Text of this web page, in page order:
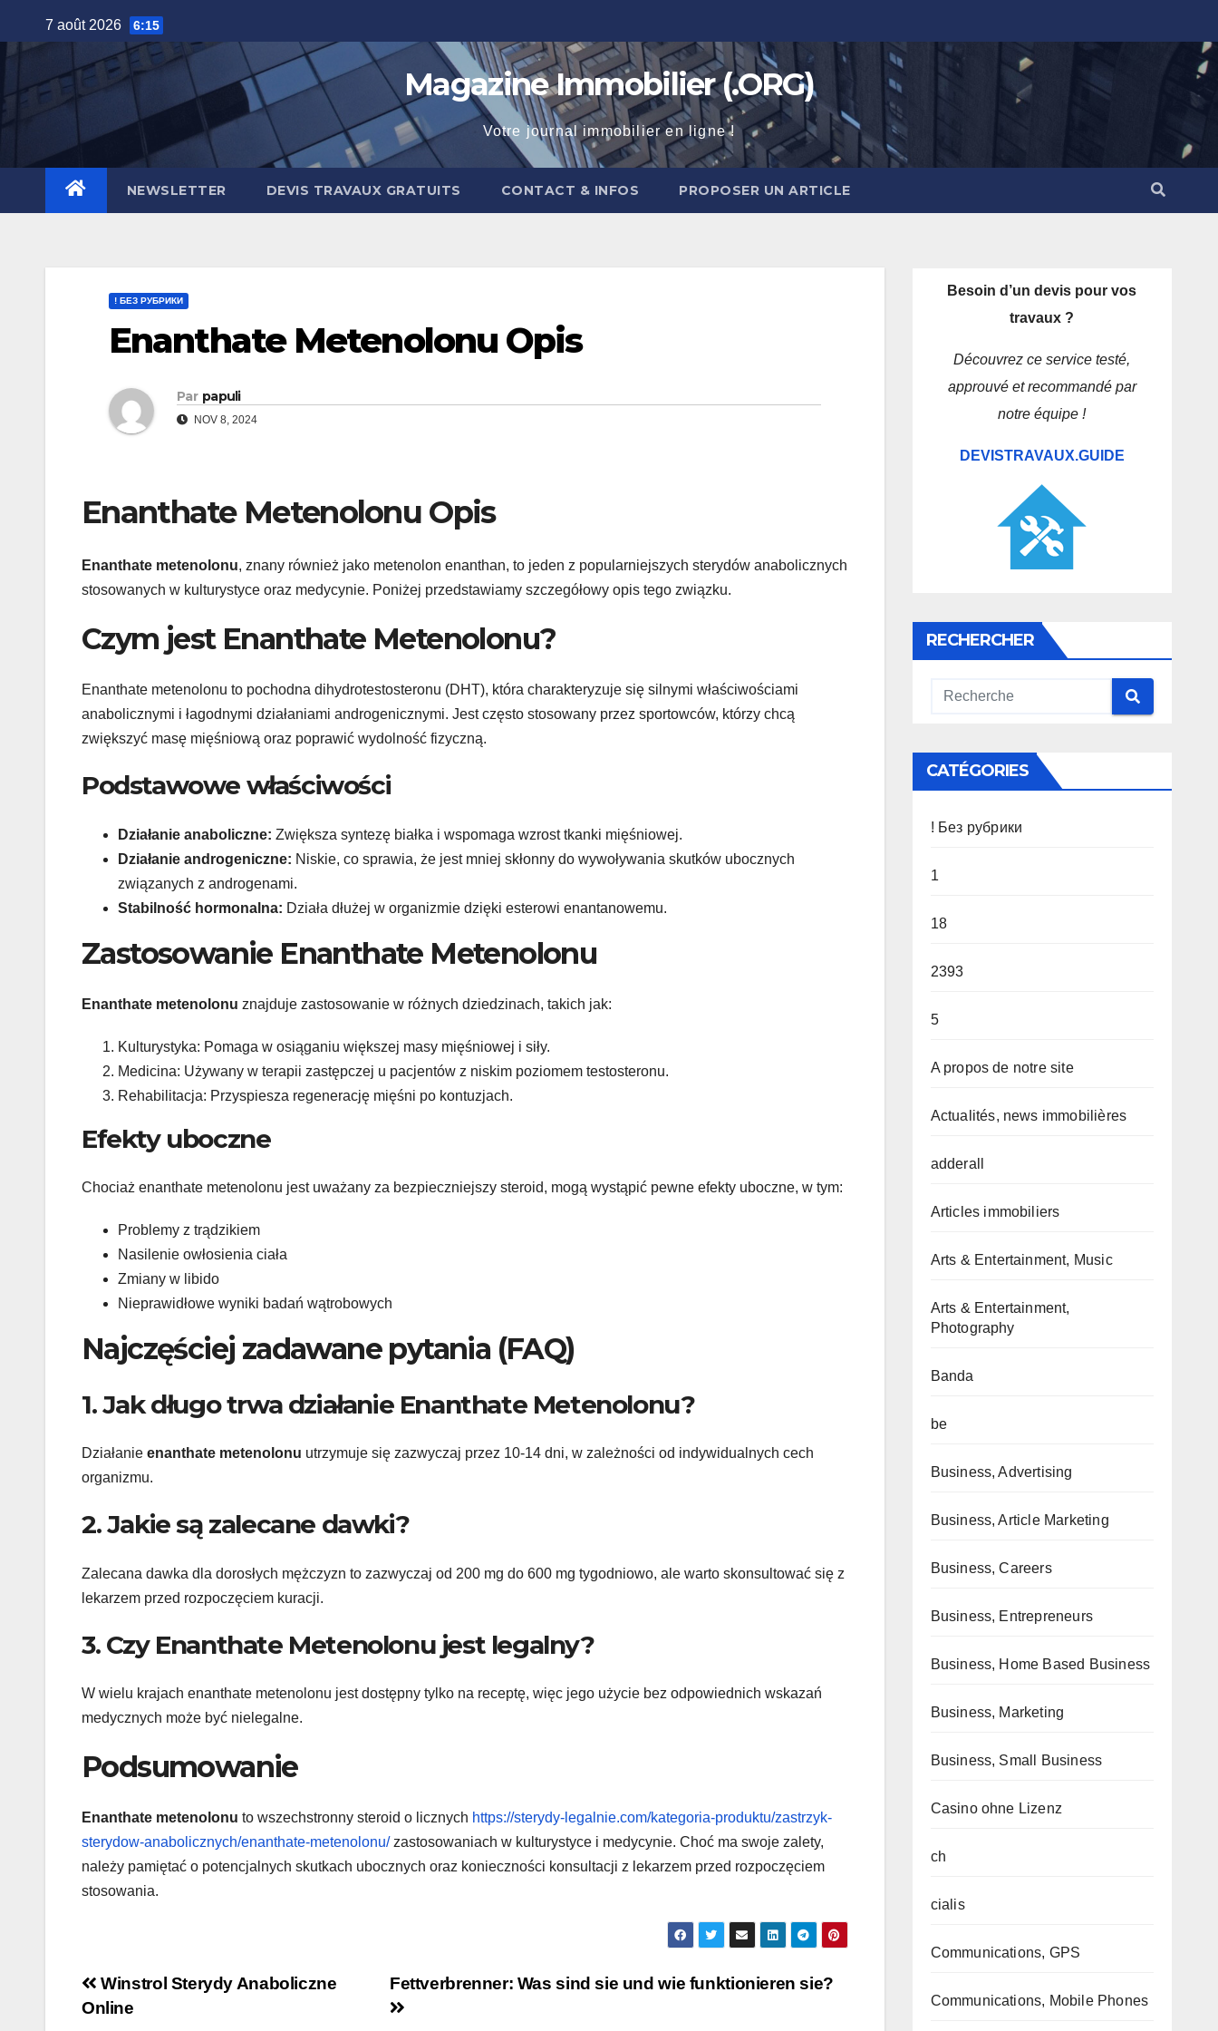
to
7 août 2026 6:15
Magazine Immobilier (.ORG)
Votre journal immobilier en ligne !
NEWSLETTER DEVIS TRAVAUX GRATUITS CONTACT & INFOS PROPOSER UN ARTICLE
! БЕЗ РУБРИКИ
Enanthate Metenolonu Opis
Par papuli
NOV 8, 2024
Enanthate Metenolonu Opis
Enanthate metenolonu, znany również jako metenolon enanthan, to jeden z popularniejszych sterydów anabolicznych
stosowanych w kulturystyce oraz medycynie. Poniżej przedstawiamy szczegółowy opis tego związku.
Czym jest Enanthate Metenolonu?
Enanthate metenolonu to pochodna dihydrotestosteronu (DHT), która charakteryzuje się silnymi właściwościami
anabolicznymi i łagodnymi działaniami androgenicznymi. Jest często stosowany przez sportowców, którzy chcą
zwiększyć masę mięśniową oraz poprawić wydolność fizyczną.
Podstawowe właściwości
Działanie anaboliczne: Zwiększa syntezę białka i wspomaga wzrost tkanki mięśniowej.
Działanie androgeniczne: Niskie, co sprawia, że jest mniej skłonny do wywoływania skutków ubocznych
związanych z androgenami.
Stabilność hormonalna: Działa dłużej w organizmie dzięki esterowi enantanowemu.
Zastosowanie Enanthate Metenolonu
Enanthate metenolonu znajduje zastosowanie w różnych dziedzinach, takich jak:
Kulturystyka: Pomaga w osiąganiu większej masy mięśniowej i siły.
Medicina: Używany w terapii zastępczej u pacjentów z niskim poziomem testosteronu.
Rehabilitacja: Przyspiesza regenerację mięśni po kontuzjach.
Efekty uboczne
Chociaż enanthate metenolonu jest uważany za bezpieczniejszy steroid, mogą wystąpić pewne efekty uboczne, w tym:
Problemy z trądzikiem
Nasilenie owłosienia ciała
Zmiany w libido
Nieprawidłowe wyniki badań wątrobowych
Najczęściej zadawane pytania (FAQ)
1. Jak długo trwa działanie Enanthate Metenolonu?
Działanie enanthate metenolonu utrzymuje się zazwyczaj przez 10-14 dni, w zależności od indywidualnych cech
organizmu.
2. Jakie są zalecane dawki?
Zalecana dawka dla dorosłych mężczyzn to zazwyczaj od 200 mg do 600 mg tygodniowo, ale warto skonsultować się z
lekarzem przed rozpoczęciem kuracji.
3. Czy Enanthate Metenolonu jest legalny?
W wielu krajach enanthate metenolonu jest dostępny tylko na receptę, więc jego użycie bez odpowiednich wskazań
medycznych może być nielegalne.
Podsumowanie
Enanthate metenolonu to wszechstronny steroid o licznych https://sterydy-legalnie.com/kategoria-produktu/zastrzyk-
sterydow-anabolicznych/enanthate-metenolonu/zastosowaniach w kulturystyce i medycynie. Choć ma swoje zalety,
należy pamiętać o potencjalnych skutkach ubocznych oraz konieczności konsultacji z lekarzem przed rozpoczęciem
stosowania.
Navigation
Fettverbrenner: Was sind sie und wie funktionieren sie?
Winstrol Sterydy Anaboliczne
Online
Besoin d’un devis pour vos
travaux ?
Découvrez ce service testé,
approuvé et recommandé par
notre équipe !
DEVISTRAVAUX.GUIDE
RECHERCHER
CATÉGORIES
! Без рубрики
1
18
2393
5
A propos de notre site
Actualités, news immobilières
adderall
Articles immobiliers
Arts & Entertainment, Music
Arts & Entertainment,
Photography
Banda
be
Business, Advertising
Business, Article Marketing
Business, Careers
Business, Entrepreneurs
Business, Home Based Business
Business, Marketing
Business, Small Business
Casino ohne Lizenz
ch
cialis
Communications, GPS
Communications, Mobile Phones